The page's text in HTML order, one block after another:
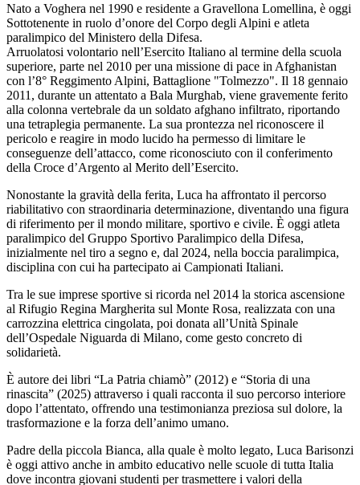
Nato a Voghera nel 1990 e residente a Gravellona Lomellina, è oggi
Sottotenente in ruolo d’onore del Corpo degli Alpini e atleta
paralimpico del Ministero della Difesa.
Arruolatosi volontario nell’Esercito Italiano al termine della scuola
superiore, parte nel 2010 per una missione di pace in Afghanistan
con l’8° Reggimento Alpini, Battaglione "Tolmezzo". Il 18 gennaio
2011, durante un attentato a Bala Murghab, viene gravemente ferito
alla colonna vertebrale da un soldato afghano infiltrato, riportando
una tetraplegia permanente. La sua prontezza nel riconoscere il
pericolo e reagire in modo lucido ha permesso di limitare le
conseguenze dell’attacco, come riconosciuto con il conferimento
della Croce d’Argento al Merito dell’Esercito.
Nonostante la gravità della ferita, Luca ha affrontato il percorso
riabilitativo con straordinaria determinazione, diventando una figura
di riferimento per il mondo militare, sportivo e civile. È oggi atleta
paralimpico del Gruppo Sportivo Paralimpico della Difesa,
inizialmente nel tiro a segno e, dal 2024, nella boccia paralimpica,
disciplina con cui ha partecipato ai Campionati Italiani.
Tra le sue imprese sportive si ricorda nel 2014 la storica ascensione
al Rifugio Regina Margherita sul Monte Rosa, realizzata con una
carrozzina elettrica cingolata, poi donata all’Unità Spinale
dell’Ospedale Niguarda di Milano, come gesto concreto di
solidarietà.
È autore dei libri “La Patria chiamò” (2012) e “Storia di una
rinascita” (2025) attraverso i quali racconta il suo percorso interiore
dopo l’attentato, offrendo una testimonianza preziosa sul dolore, la
trasformazione e la forza dell’animo umano.
Padre della piccola Bianca, alla quale è molto legato, Luca Barisonzi
è oggi attivo anche in ambito educativo nelle scuole di tutta Italia
dove incontra giovani studenti per trasmettere i valori della